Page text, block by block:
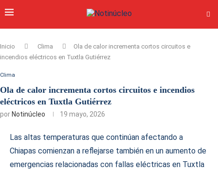
Inicio Clima
Ola de calor incrementa cortos circuitos e
incendios eléctricos en Tuxtla Gutiérrez
Clima
Ola de calor incrementa cortos circuitos e incendios
eléctricos en Tuxtla Gutiérrez
por Notinúcleo 19 mayo, 2026
Las altas temperaturas que continúan afectando a
Chiapas comienzan a reflejarse también en un aumento de
emergencias relacionadas con fallas eléctricas en Tuxtla